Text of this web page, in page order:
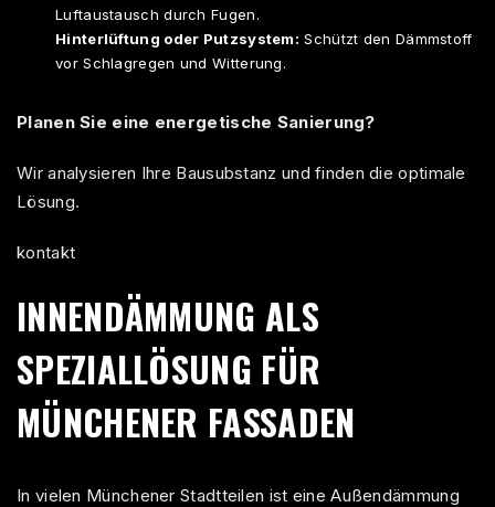
Luftaustausch durch Fugen.
Hinterlüftung oder Putzsystem: Schützt den Dämmstoff
vor Schlagregen und Witterung.
Planen Sie eine energetische Sanierung?
Wir analysieren Ihre Bausubstanz und finden die optimale
Lösung.
kontakt
INNENDÄMMUNG ALS
SPEZIALLÖSUNG FÜR
MÜNCHENER FASSADEN
In vielen Münchener Stadtteilen ist eine Außendämmung